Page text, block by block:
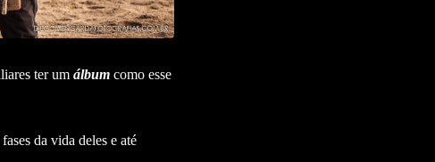
ter um álbum como esse
da vida deles e até